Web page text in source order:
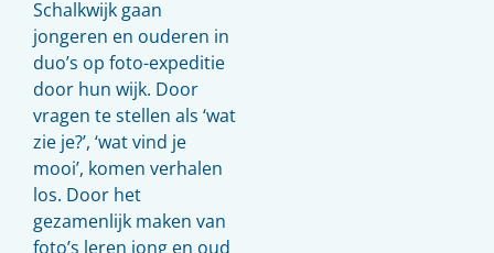
Schalkwijk gaan
jongeren en ouderen in
duo’s op foto-expeditie
door hun wijk. Door
vragen te stellen als ‘wat
zie je?’, ‘wat vind je
mooi’, komen verhalen
los. Door het
gezamenlijk maken van
foto’s leren jong en oud